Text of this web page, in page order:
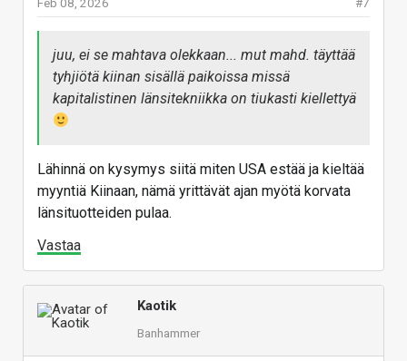
#7
Feb 08, 2026
juu, ei se mahtava olekkaan... mut mahd. täyttää
tyhjiötä kiinan sisällä paikoissa missä
kapitalistinen länsitekniikka on tiukasti kiellettyä
Lähinnä on kysymys siitä miten USA estää ja kieltää
myyntiä Kiinaan, nämä yrittävät ajan myötä korvata
länsituotteiden pulaa.
Vastaa
Kaotik
Banhammer